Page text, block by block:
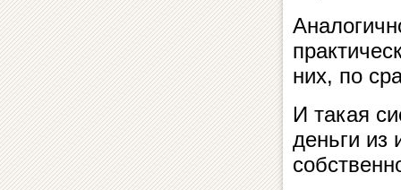
них, по
И такая
деньги из